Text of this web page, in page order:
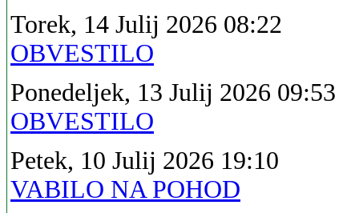
Torek, 14 Julij 2026 08:22
OBVESTILO
Ponedeljek, 13 Julij 2026 09:53
OBVESTILO
Petek, 10 Julij 2026 19:10
VABILO NA POHOD